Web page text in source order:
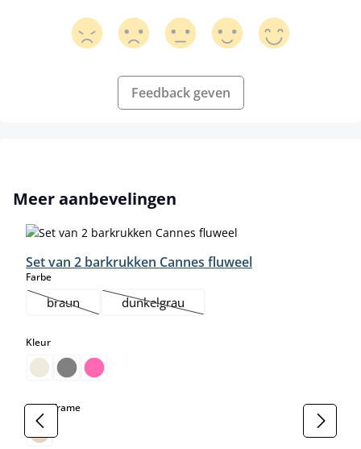
Feedback geven
Productgalerij overslaan
Meer aanbevelingen
Set van 2 barkrukken Cannes fluweel
Farbeselect
braun
(Deze optie is momenteel niet beschikbaar.)
dunkelgrau
(Deze optie is momenteel niet beschikbaar.)
Kleurselect
Kleur frameselect